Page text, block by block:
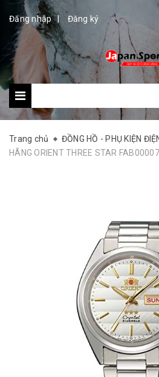
Đăng nhập Đăng ký
Trang chủ ĐỒNG HỒ - PHỤ KIỆN
HÃNG ORIENT THREE STAR